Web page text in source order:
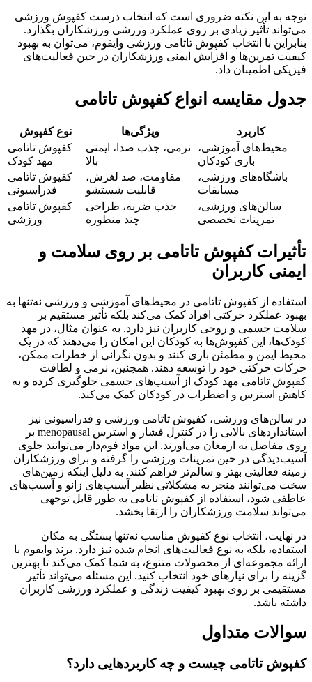
توجه به این نکته ضروری است که انتخاب درست کفپوش ورزشی
می‌تواند تأثیر زیادی بر روی عملکرد ورزشی ورزشکاران بگذارد.
بنابراین با انتخاب کفپوش تاتامی ورزشی وایفوم، می‌توان به بهبود
کیفیت تمرین‌ها و افزایش ایمنی ورزشکاران در حین فعالیت‌های
فیزیکی اطمینان داد.
جدول مقایسه انواع کفپوش تاتامی
نوع کفپوش ویژگی‌ها
کاربرد
کفپوش تاتامی
مهد کودک
نرمی، جذب صدا، ایمنی
بالا
محیط‌های آموزشی،
بازی کودکان
کفپوش تاتامی
فدراسیونی
مقاومت، ضد لغزش،
قابلیت شستشو
باشگاه‌های ورزشی،
مسابقات
کفپوش تاتامی
ورزشی
جذب ضربه، طراحی
چند منظوره
سالن‌های ورزشی،
تمرینات تخصصی
تأثیرات کفپوش تاتامی بر روی سلامت و
ایمنی کاربران
استفاده از کفپوش تاتامی در محیط‌های آموزشی و ورزشی نه‌تنها به
بهبود عملکرد حرکتی افراد کمک می‌کند بلکه تأثیر مستقیم بر
سلامت جسمی و روحی کاربران نیز دارد. به عنوان مثال، در مهد
کودک‌ها، این کفپوش‌ها به کودکان این امکان را می‌دهند که در یک
محیط ایمن و مطمئن بازی کنند و بدون نگرانی از خطرات ممکن،
حرکات حرکتی خود را توسعه دهند. همچنین، نرمی و لطافت
کفپوش تاتامی مهد کودک از آسیب‌های جسمی جلوگیری کرده و به
کاهش استرس و اضطراب در کودکان کمک می‌کند.
در سالن‌های ورزشی، کفپوش تاتامی ورزشی و فدراسیونی نیز
استانداردهای بالایی را در کنترل فشار و استرس menopausal بر
روی مفاصل به ارمغان می‌آورند. این مواد فوم‌دار می‌توانند جلوی
آسیب‌دیدگی در حین تمرینات ورزشی را گرفته و برای ورزشکاران
زمینه فعالیتی بهتر و سالم‌تر فراهم کنند. به دلیل اینکه زمین‌های
سخت می‌توانند منجر به مشکلاتی نظیر آسیب‌های زانو و آسیب‌های
عاطفی شود، استفاده از کفپوش تاتامی به طور قابل توجهی
می‌تواند سلامت ورزشکاران را ارتقا بخشد.
در نهایت، انتخاب نوع کفپوش مناسب نه‌تنها بستگی به مکان
استفاده، بلکه به نوع فعالیت‌های انجام شده نیز دارد. برند وایفوم با
ارائه مجموعه‌ای از محصولات متنوع، به شما کمک می‌کند تا بهترین
گزینه را برای نیازهای خود انتخاب کنید. این مسئله می‌تواند تأثیر
مستقیمی بر روی بهبود کیفیت زندگی و عملکرد ورزشی کاربران
داشته باشد.
سوالات متداول
کفپوش تاتامی چیست و چه کاربردهایی دارد؟